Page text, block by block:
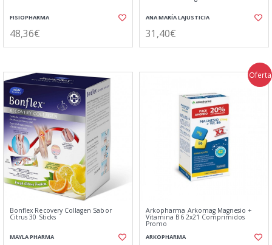
FISIOPHARMA
48,36€
ANA MARÍA LAJUSTICIA
31,40€
Bonflex Recovery Collagen Sabor
Citrus 30 Sticks
MAYLA PHARMA
Oferta
Arkopharma Arkomag Magnesio +
Vitamina B6 2x21 Comprimidos
Promo
ARKOPHARMA